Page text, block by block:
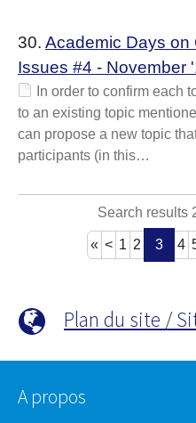
30. Academic Days on
Issues #4 - November
In order to confirm each
to an existing topic
can propose a new topic
participants (in this…
Search results
« < 1 2 3 4
Plan du site /
A propos